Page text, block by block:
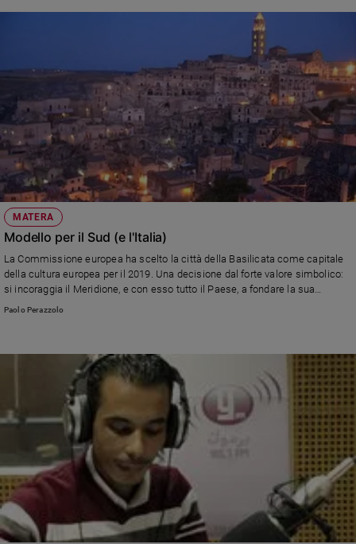
MATERA
Modello per il Sud (e l'Italia)
La Commissione europea ha scelto la città della Basilicata come capitale
della cultura europea per il 2019. Una decisione dal forte valore simbolico:
si incoraggia il Meridione, e con esso tutto il Paese, a fondare la sua
rinascita sul nostro straordinario patrimonio artistico e naturale.
Paolo Perazzolo